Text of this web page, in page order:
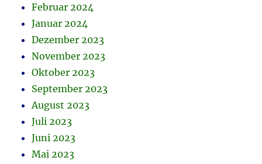
Februar 2024
Januar 2024
Dezember 2023
November 2023
Oktober 2023
September 2023
August 2023
Juli 2023
Juni 2023
Mai 2023